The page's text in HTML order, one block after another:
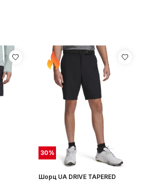
30%
Шорц UA DRIVE TAPERED